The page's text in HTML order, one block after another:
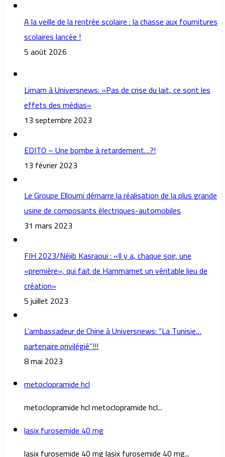
A la veille de la rentrée scolaire : la chasse aux fournitures
scolaires lancée !
5 août 2026
Limam à Universnews: «Pas de crise du lait, ce sont les
effets des médias»
13 septembre 2023
EDITO – Une bombe à retardement…?!
13 février 2023
Le Groupe Elloumi démarre la réalisation de la plus grande
usine de composants électriques-automobiles
31 mars 2023
FIH 2023/Néjib Kasraoui : «Il y a, chaque soir, une
«première», qui fait de Hammamet un véritable lieu de
création»
5 juillet 2023
L’ambassadeur de Chine à Universnews: “La Tunisie…
partenaire privilégié”!!!
8 mai 2023
metoclopramide hcl
metoclopramide hcl metoclopramide hcl...
lasix furosemide 40 mg
lasix furosemide 40 mg lasix furosemide 40 mg...